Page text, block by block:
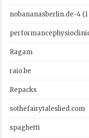
nobananasberlin.de-4 (1
Ragam
raio.be
Repacks
sothefairytaleslied.com
spaghetti